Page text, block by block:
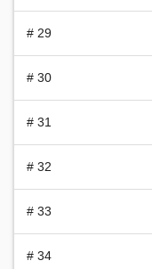
# 29
# 30
# 31
# 32
# 33
# 34